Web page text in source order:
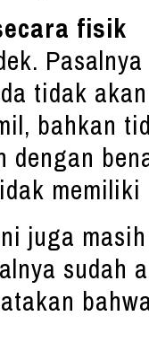
fisik
tidak
bahkan
juga
sudah